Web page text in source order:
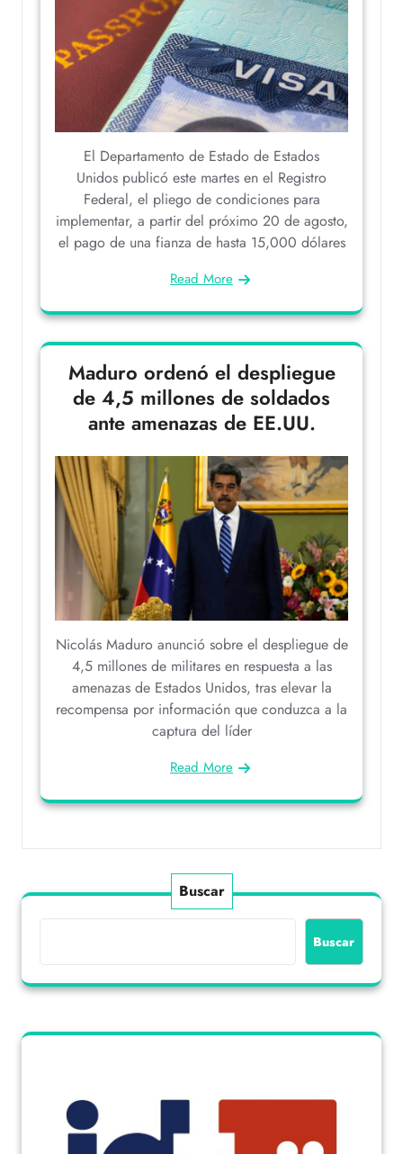
El Departamento de Estado de Estados
Unidos publicó este martes en el Registro
Federal, el pliego de condiciones para
implementar, a partir del próximo 20 de agosto,
el pago de una fianza de hasta 15,000 dólares
Read More
Maduro ordenó el despliegue
de 4,5 millones de soldados
ante amenazas de EE.UU.
Nicolás Maduro anunció sobre el despliegue de
4,5 millones de militares en respuesta a las
amenazas de Estados Unidos, tras elevar la
recompensa por información que conduzca a la
captura del líder
Read More
Buscar
Buscar